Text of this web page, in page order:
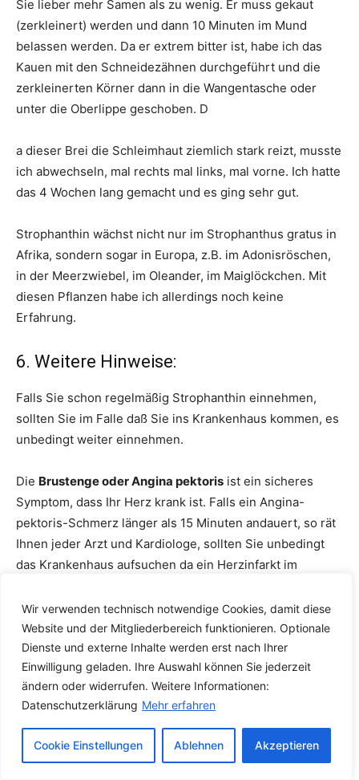
Wir verwenden technisch notwendige Cookies, damit diese
Website und der Mitgliederbereich funktionieren. Optionale
Dienste und externe Inhalte werden erst nach Ihrer
Einwilligung geladen. Ihre Auswahl können Sie jederzeit
ändern oder widerrufen. Weitere Informationen:
Datenschutzerklärung Mehr erfahren
Cookie Einstellungen Ablehnen Akzeptieren
Sie lieber mehr Samen als zu wenig. Er muss gekaut
(zerkleinert) werden und dann 10 Minuten im Mund
belassen werden. Da er extrem bitter ist, habe ich das
Kauen mit den Schneidezähnen durchgeführt und die
zerkleinerten Körner dann in die Wangentasche oder
unter die Oberlippe geschoben. D
a dieser Brei die Schleimhaut ziemlich stark reizt, musste
ich abwechseln, mal rechts mal links, mal vorne. Ich hatte
das 4 Wochen lang gemacht und es ging sehr gut.
Strophanthin wächst nicht nur im Strophanthus gratus in
Afrika, sondern sogar in Europa, z.B. im Adonisröschen,
in der Meerzwiebel, im Oleander, im Maiglöckchen. Mit
diesen Pflanzen habe ich allerdings noch keine
Erfahrung.
6. Weitere Hinweise:
Falls Sie schon regelmäßig Strophanthin einnehmen,
sollten Sie im Falle daß Sie ins Krankenhaus kommen, es
unbedingt weiter einnehmen.
Die Brustenge oder Angina pektoris ist ein sicheres
Symptom, dass Ihr Herz krank ist. Falls ein Angina-
pektoris-Schmerz länger als 15 Minuten andauert, so rät
Ihnen jeder Arzt und Kardiologe, sollten Sie unbedingt
das Krankenhaus aufsuchen da ein Herzinfarkt im
Hausarzt.
Das ist heute Standard. Leichte, und kurz andauernde
Brustenge wird sehr häufig nicht ernst genommen,
sowohl vom Patienten als auch nicht vom Arzt. Ihr
Hausarzt überweist Sie meist erst zum Kardiologen. Der
wird allerdings erst tätig, wenn im EKG oder im Blut
Auffälliges zu finden ist.